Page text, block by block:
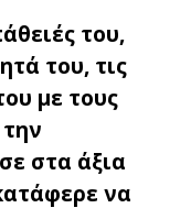
του,
του, τις
με τους
στα άξια
να